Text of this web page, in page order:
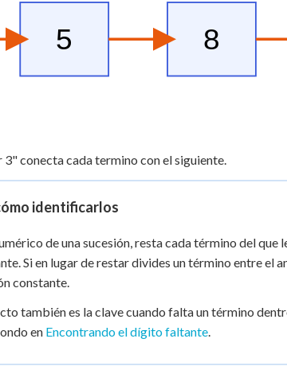
5 8
conecta cada termino con el siguiente.
identificarlos
de una sucesión, resta cada término del que
Si en lugar de restar divides un término entre el
constante.
también es la clave cuando falta un término
en Encontrando el dígito faltante